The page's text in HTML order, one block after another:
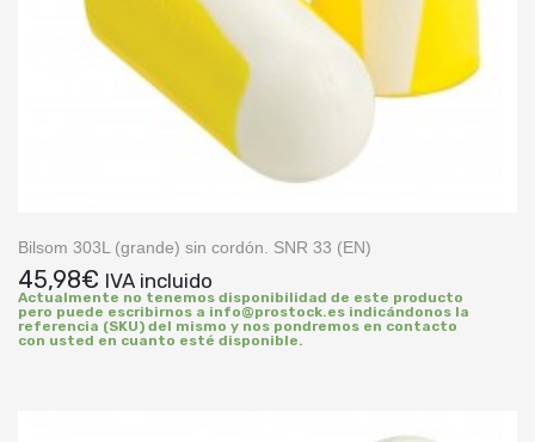
Bilsom 303L (grande) sin cordón. SNR 33 (EN)
45,98€ IVA incluido
Actualmente no tenemos disponibilidad de este producto
pero puede escribirnos a info@prostock.es indicándonos la
referencia (SKU) del mismo y nos pondremos en contacto
con usted en cuanto esté disponible.